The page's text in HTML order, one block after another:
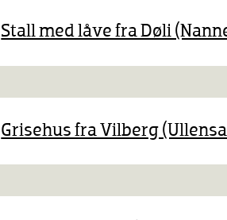
Se mer på DigitaltMuseum
Stall med låve fra Døli
Grisehus fra Vilberg